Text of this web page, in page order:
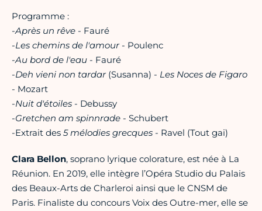
Programme :
-Après un rêve - Fauré
-Les chemins de l'amour- Poulenc
-Au bord de l'eau - Fauré
-Deh vieni non tardar (Susanna) - Les Noces de Figaro
- Mozart
-Nuit d'étoiles - Debussy
-Gretchen am spinnrade - Schubert
-Extrait des 5 mélodies grecques - Ravel (Tout gai)
Clara Bellon, soprano lyrique colorature, est née à La
Réunion. En 2019, elle intègre l’Opéra Studio du Palais
des Beaux-Arts de Charleroi ainsi que le CNSM de
Paris. Finaliste du concours Voix des Outre-mer, elle se